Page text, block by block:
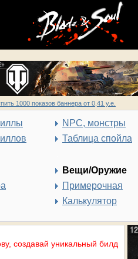
1000 показов баннера от 0,41 у.е.
NPC, монстры
Таблица спойла
Вещи/Оружие
Примерочная
Калькулятор
создавай уникальный билд